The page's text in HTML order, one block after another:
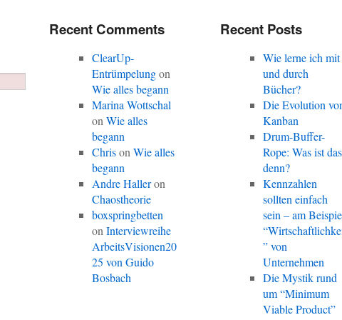
Recent Comments
ClearUp-
Entrümpelungon
Wie alles begann
Marina Wottschal
onWie alles
begann
ChrisonWie alles
begann
Andre Halleron
Chaostheorie
boxspringbetten
onInterviewreihe
ArbeitsVisionen20
25 von Guido
Bosbach
Recent Posts
Wie lerne ich mit
und durch
Bücher?
Die Evolution
Kanban
Drum-Buffer-
Rope: Was ist das
denn?
Kennzahlen
sollten einfach
sein – am
” von
Unternehmen
Die Mystik rund
um “Minimum
Viable Product”